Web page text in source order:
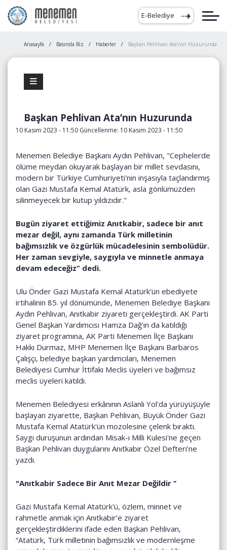
E-Belediye
Anasayfa Basında Biz Haberler Başkan Pehlivan Ata’nın Huzurunda
Başkan Pehlivan Ata’nın Huzurunda
10 Kasım 2023 - 11:50 Güncellenme: 10 Kasım 2023 - 11:50
Menemen Belediye Başkanı Aydın Pehlivan, "Cephelerde
ölüme meydan okuyarak başlayan bir millet sevdasını,
modern bir Türkiye Cumhuriyeti'nin inşasıyla taçlandırmış
olan Gazi Mustafa Kemal Atatürk, asla gönlümüzden
silinmeyecek bir kutup yıldızıdır."
Bugün ziyaret ettiğimiz Anıtkabir, sadece bir anıt
mezar değil, aynı zamanda Türk milletinin
bağımsızlık ve özgürlük mücadelesinin sembolüdür.
Her zaman sevgiyle, saygıyla ve minnetle anmaya
devam edeceğiz” dedi.
Ulu Önder Gazi Mustafa Kemal Atatürk'ün ebediyete
irtihalinin 85. yıl dönümünde, Menemen Belediye Başkanı
Aydın Pehlivan, Anıtkabir ziyareti gerçekleştirdi. AK Parti
Genel Başkan Yardımcısı Hamza Dağ'ın da katıldığı
ziyaret programına, AK Parti Menemen İlçe Başkanı
Hakkı Durmaz, MHP Menemen İlçe Başkanı Barbaros
Çalışçı, belediye başkan yardımcıları, Menemen
Belediyesi Cumhur İttifakı Meclis üyeleri ve bağımsız
meclis üyeleri katıldı.
Menemen Belediyesi erkânının Aslanlı Yol'da yürüyüşüyle
başlayan ziyarette, Başkan Pehlivan, Büyük Önder Gazi
Mustafa Kemal Atatürk'ün mozolesine çelenk bıraktı.
Saygı duruşunun ardından Misak-ı Milli Kulesi'ne geçen
Başkan Pehlivan duygularını Anıtkabir Özel Defteri'ne
yazdı.
"Anıtkabir Sadece Bir Anıt Mezar Değildir ‘’
Gazi Mustafa Kemal Atatürk'ü, özlem, minnet ve
rahmetle anmak için Anıtkabir’e ziyaret
gerçekleştirdiklerini ifade eden Başkan Pehlivan,
“Atatürk, Türk milletinin bağımsızlık ve modernleşme